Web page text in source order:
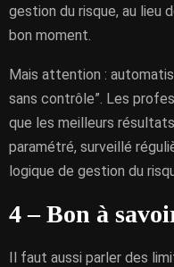
gestion du risque, au lieu
bon moment.
Mais attention :
sans contrôle”. Les
que les meilleurs
paramétré, surveillé
logique de gestion du
4 – Bon à
Il faut aussi parler des